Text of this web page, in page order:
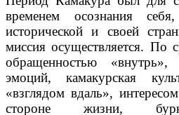
временем осознания
исторической и своей
миссия осуществляется. По
обращенностью
эмоций, камакурская
«взглядом вдаль»,
стороне жизни,